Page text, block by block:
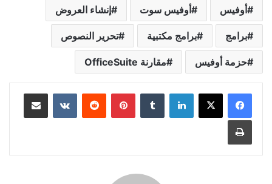
أوفيس أوفيس سوت إنشاء العروض
برامج برامج مكتبية تحرير النصوص
حزمة أوفيس مقارنة OfficeSuite
لينكدإن بينتيريست مشاركة عبر البريد
طباعة